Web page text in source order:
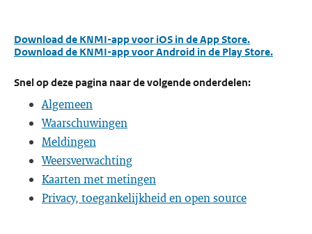
Download de KNMI-app voor iOS in de App Store.
Download de KNMI-app voor Android in de Play Store.
Snel op deze pagina naar de volgende onderdelen:
Algemeen
Waarschuwingen
Meldingen
Weersverwachting
Kaarten met metingen
Privacy, toegankelijkheid en open source